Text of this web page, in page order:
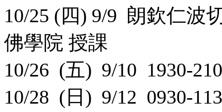
10/25 (四) 9/9 朗欽仁波
佛學院 授課
10/26 (五) 9/10 1930-
10/28 (日) 9/12 0930-